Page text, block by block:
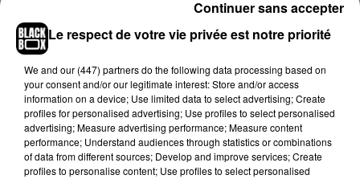
cafés, restaurants, centres commerciaux, aux hôpitaux, ainsi
que pour des voyages en train ou en avion.
Fin des tests PCR gratuits
Enfin, dernière mesure annoncée pour éviter toute reprise
forte de l'épidémie, cet automne, les fameux tests PCR
seront rendus payants. Sauf sur prescription médicale.
L'idée est de faire peser les contraintes sur ceux qui ne
Le respect de votre vie privée est notre priorité
We and our (447) partnersdo the following data processing based on
your consent and/or our legitimate interest: Store and/or access
information on a device; Use limited data to select advertising; Create
profiles for personalised advertising; Use profiles to select personalised
advertising; Measure advertising performance; Measure content
performance; Understand audiences through statistics or combinations
of data from different sources; Develop and improve services; Create
profiles to personalise content; Use profiles to select personalised
Continuer sans accepter